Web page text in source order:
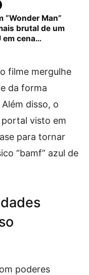
“Wonder Man”
brutal de um
em cena
filme mergulhe
da forma
disso, o
visto em
para tornar
“bamf” azul de
poderes